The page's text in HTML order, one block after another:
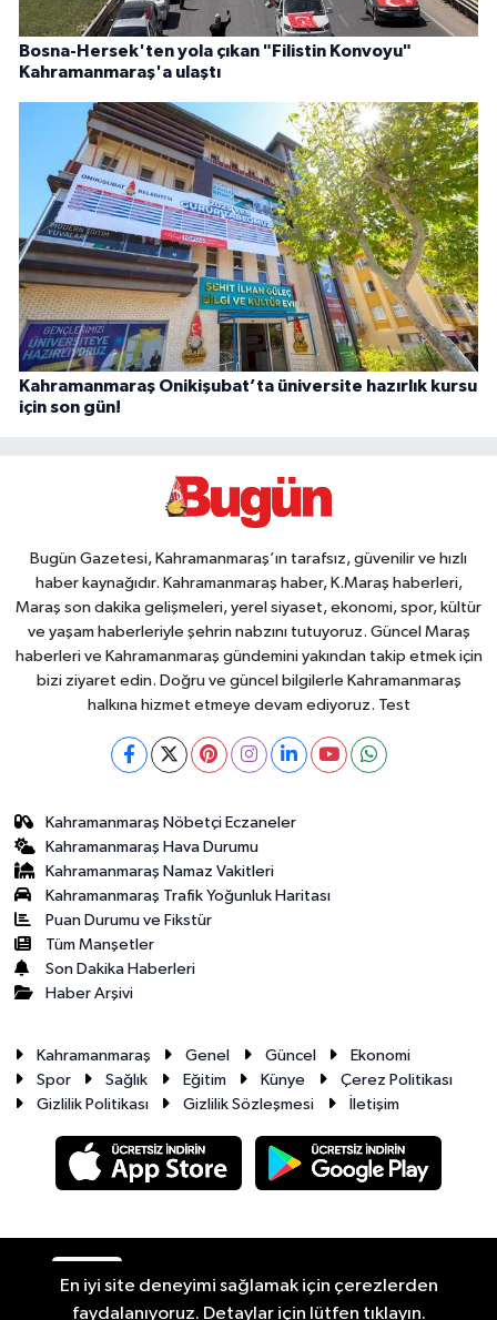
Bosna-Hersek'ten yola çıkan "Filistin Konvoyu"
Kahramanmaraş'a ulaştı
Kahramanmaraş Onikişubat’ta üniversite hazırlık kursu
için son gün!
Bugün Gazetesi, Kahramanmaraş’ın tarafsız, güvenilir ve hızlı
haber kaynağıdır. Kahramanmaraş haber, K.Maraş haberleri,
Maraş son dakika gelişmeleri, yerel siyaset, ekonomi, spor, kültür
ve yaşam haberleriyle şehrin nabzını tutuyoruz. Güncel Maraş
haberleri ve Kahramanmaraş gündemini yakından takip etmek için
bizi ziyaret edin. Doğru ve güncel bilgilerle Kahramanmaraş
halkına hizmet etmeye devam ediyoruz. Test
Kahramanmaraş Nöbetçi Eczaneler
Kahramanmaraş Hava Durumu
Kahramanmaraş Namaz Vakitleri
Kahramanmaraş Trafik Yoğunluk Haritası
Puan Durumu ve Fikstür
Tüm Manşetler
Son Dakika Haberleri
Haber Arşivi
Kahramanmaraş Genel Güncel
Ekonomi
Spor
Sağlık Eğitim Künye
Çerez Politikası
Gizlilik Politikası
Gizlilik Sözleşmesi İletişim
En iyi site deneyimi sağlamak için çerezlerden
faydalanıyoruz. Detaylar için lütfen tıklayın.